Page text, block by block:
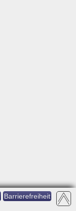
Barrierefreiheit